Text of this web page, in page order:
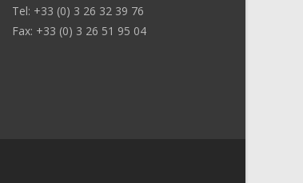
Tel: +33 (0) 3 26 32 39 76
Fax: +33 (0) 3 26 51 95 04